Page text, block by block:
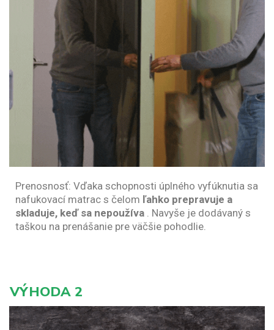
Prenosnosť: Vďaka schopnosti úplného vyfúknutia sa
nafukovací matrac s čelom ľahko prepravuje a
skladuje, keď sa nepoužíva . Navyše je dodávaný s
taškou na prenášanie pre väčšie pohodlie.
VÝHODA 2